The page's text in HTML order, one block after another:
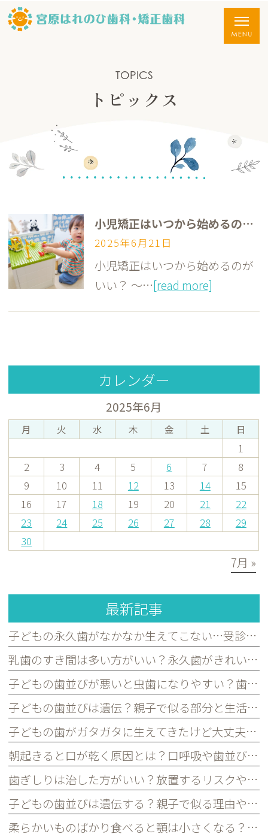
TOPICS
トピックス
小児矯正はいつから始めるのがいい？
2025年6月21日
小児矯正はいつから始めるのが
いい？ 〜…[read more]
カレンダー
2025年6月
月 火 水 木 金 土 日
1
2
3 4 5 6 7
8
9
10 11 12 13 14
15
16
17 18 19 20 21
22
23
24 25 26 27 28
29
30
7月 »
最新記事
子どもの永久歯がなかなか生えてこない…受診した方がよいケースを歯科医が解説｜宮原・さいたま市北区の歯医者
乳歯のすき間は多い方がいい？永久歯がきれいに並ぶために必要な理由を歯科医が解説｜宮原・さいたま市北区の歯医者
子どもの歯並びが悪いと虫歯になりやすい？歯並びとお口の健康の関係を歯科医が解説｜宮原・さいたま市北区の歯医者
子どもの歯並びは遺伝？親子で似る部分と生活習慣で変えられる部分を歯科医が解説｜宮原・さいたま市北区の歯医者
子どもの歯がガタガタに生えてきたけど大丈夫？永久歯の歯並びについて歯科医が解説｜宮原・さいたま市北区の歯医者
朝起きると口が乾く原因とは？口呼吸や歯並びとの関係を歯科医が解説｜宮原・さいたま市北区の歯医者
歯ぎしりは治した方がいい？放置するリスクや原因を歯科医が解説｜宮原・さいたま市北区の歯医者
子どもの歯並びは遺伝する？親子で似る理由や予防できるポイントを歯科医が解説｜宮原・さいたま市北区の歯医者
柔らかいものばかり食べると顎は小さくなる？子どもの歯並びとの関係を歯科医が解説｜宮原・さいたま市北区の歯医者